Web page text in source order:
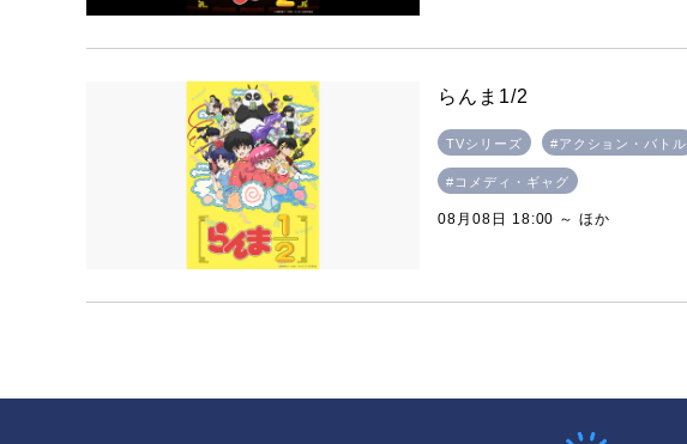
らんま1/2
TVシリーズ #アクション・バトル
#コメディ・ギャグ
08月08日 18:00 ～ ほか